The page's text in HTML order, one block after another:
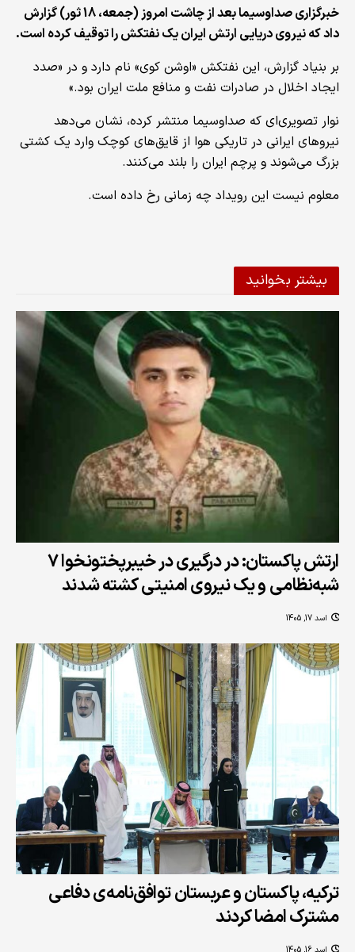
خبرگزاری صداوسیما بعد از چاشت امروز (جمعه، 18 ثور) گزارش
داد که نیروی دریایی ارتش ایران یک نفتکش را توقیف کرده است.
بر بنیاد گزارش، این نفتکش «اوشن کوی» نام دارد و در «صدد
ایجاد اخلال در صادرات نفت و منافع ملت ایران بود.»
نوار تصویری‌ای که صداوسیما منتشر کرده، نشان می‌دهد
نیروهای ایرانی در تاریکی هوا از قایق‌های کوچک وارد یک کشتی
بزرگ می‌شوند و پرچم ایران را بلند می‌کنند.
معلوم نیست این رویداد چه زمانی رخ داده است.
بیشتر بخوانید
ارتش پاکستان: در درگیری در خیبرپختونخوا ۷
شبه‌نظامی و یک نیروی امنیتی کشته شدند
اسد 17, 1405
ترکیه، پاکستان و عربستان توافق‌نامه‌ی دفاعی
مشترک امضا کردند